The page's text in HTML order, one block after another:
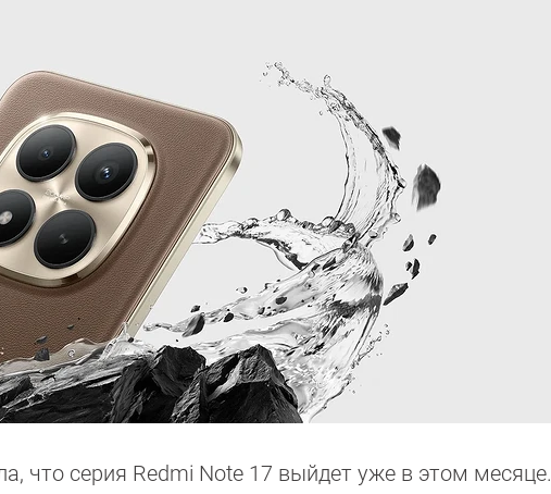
что серия Redmi Note 17 выйдет уже в этом месяце.